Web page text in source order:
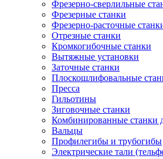
Фрезерно-сверлильные
Фрезерные станки
Фрезерно-расточные
Отрезные станки
Кромкогибочные станки
Вытяжные установки
Заточные станки
Плоскошлифовальные
Пресса
Гильотины
Зиговочные станки
Комбинированные станки
Вальцы
Профилегибы и трубогибы
Электрические тали